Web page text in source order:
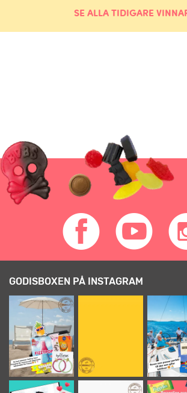
SE ALLA TIDIGARE
GODISBOXEN PÅ INSTAGRAM